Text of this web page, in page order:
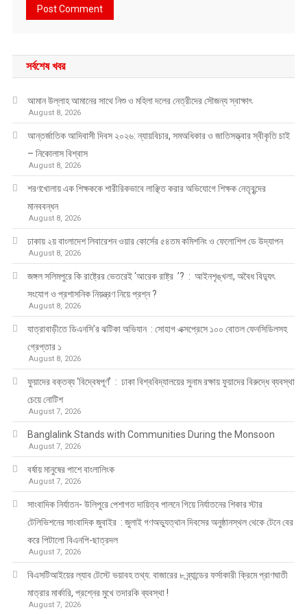
সর্বশেষ খবর
আমান উল্লাহ আমানের সাথে নিশু ও মহিলা দলের নেত্রীদের সৌজন্য স্বাক্ষাৎ
August 8, 2026
আন্তর্জাতিক আদিবাসী দিবস ২০২৬: ন্যায়বিচার, সমঅধিকার ও জাতিসত্ত্বার স্বীকৃতি চাই
– নিকোলাস বিশ্বাস
August 8, 2026
শরণখোলায় এক শিক্ষককে শারীরিকভাবে লাঞ্ছিত করার অভিযোগে শিক্ষক নেতৃবৃন্দের
মানববন্ধন
August 8, 2026
ঢাকায় ২য় বাংলাদেশ লিবারেশন ওয়ার কোর্সের ৫৪তম কমিশনিং ও ফেলোশিপ ডে উদ্‌যাপন
August 8, 2026
জঙ্গল সলিমপুরে কি রাষ্ট্রের ভেতরেই ‘আরেক রাষ্ট্র ’? : আইনশৃঙ্খলা, অবৈধ বিদ্যুৎ
সংযোগ ও প্রশাসনিক নিয়ন্ত্রণ নিয়ে প্রশ্ন ?
August 8, 2026
যাত্রাবাড়ীতে ডিএনসি’র ঝটিকা অভিযান : সোহাগ এক্সপ্রেসে ১০০ বোতল ফেনসিডিলসহ
গ্রেপ্তার ১
August 8, 2026
ফুয়াদের বক্তব্য ‘বিদ্বেষপূর্ণ’ : ঢাকা বিশ্ববিদ্যালয়ের সুনাম রক্ষায় ফুয়াদের বিরুদ্ধে ব্যবস্থা
চেয়ে নোটিশ
August 7, 2026
Banglalink Stands with Communities During the Monsoon
August 7, 2026
বর্ষায় মানুষের পাশে বাংলালিংক
August 7, 2026
সাংবাদিক নির্যাতন- উলিপুরে পেশাগত দায়িত্ব পালনে গিয়ে নির্যাতনের শিকার স্টার
টেলিভিশনের সাংবাদিক জুবাইর : জুলাই গণঅভ্যুত্থান দিবসের অনুষ্ঠানস্থল থেকে টেনে বের
করে পিটালো বিএনপি-ছাত্রদল
August 7, 2026
বিএসটিআইয়ের ল্যাব টেস্টে ভয়াবহ তথ্য: বাজারের ৮ ব্র্যান্ডের ফর্সাকারী ক্রিমে প্রাণঘাতী
মাত্রার মার্কারি, প্রশ্নের মুখে তদারকি ব্যবস্থা !
August 7, 2026